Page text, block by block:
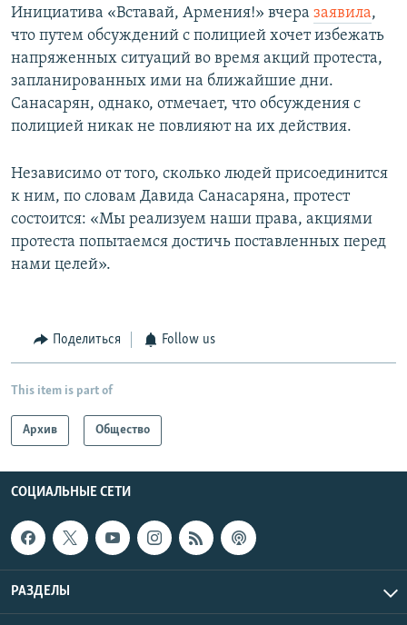
Инициатива «Вставай, Армения!» вчера заявила,
что путем обсуждений с полицией хочет избежать
напряженных ситуаций во время акций протеста,
запланированных ими на ближайшие дни.
Санасарян, однако, отмечает, что обсуждения с
полицией никак не повлияют на их действия.
Независимо от того, сколько людей присоединится
к ним, по словам Давида Санасаряна, протест
состоится: «Мы реализуем наши права, акциями
протеста попытаемся достичь поставленных перед
нами целей».
Поделиться Follow us
This item is part of
Архив Общество
СОЦИАЛЬНЫЕ СЕТИ
РАЗДЕЛЫ